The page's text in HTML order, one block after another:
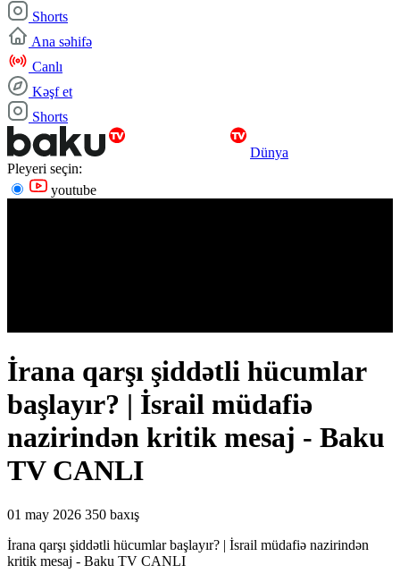
Shorts
Ana səhifə
Canlı
Kəşf et
Shorts
Dünya
Pleyeri seçin:
youtube
İrana qarşı şiddətli hücumlar
başlayır? | İsrail müdafiə
nazirindən kritik mesaj - Baku
TV CANLI
01 may 2026 350 baxış
İrana qarşı şiddətli hücumlar başlayır? | İsrail müdafiə nazirindən
kritik mesaj - Baku TV CANLI